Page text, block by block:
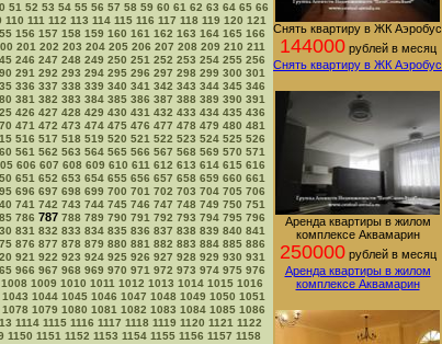
51 52 53 54 55 56 57 58 59 60 61 62 63 64 65 66
110 111 112 113 114 115 116 117 118 119 120 121
156 157 158 159 160 161 162 163 164 165 166
201 202 203 204 205 206 207 208 209 210 211
246 247 248 249 250 251 252 253 254 255 256
291 292 293 294 295 296 297 298 299 300 301
336 337 338 339 340 341 342 343 344 345 346
381 382 383 384 385 386 387 388 389 390 391
426 427 428 429 430 431 432 433 434 435 436
471 472 473 474 475 476 477 478 479 480 481
516 517 518 519 520 521 522 523 524 525 526
561 562 563 564 565 566 567 568 569 570 571
606 607 608 609 610 611 612 613 614 615 616
651 652 653 654 655 656 657 658 659 660 661
696 697 698 699 700 701 702 703 704 705 706
741 742 743 744 745 746 747 748 749 750 751
786 787 788 789 790 791 792 793 794 795 796
831 832 833 834 835 836 837 838 839 840 841
876 877 878 879 880 881 882 883 884 885 886
921 922 923 924 925 926 927 928 929 930 931
966 967 968 969 970 971 972 973 974 975 976
1008 1009 1010 1011 1012 1013 1014 1015 1016
1043 1044 1045 1046 1047 1048 1049 1050 1051
1078 1079 1080 1081 1082 1083 1084 1085 1086
1114 1115 1116 1117 1118 1119 1120 1121 1122
1150 1151 1152 1153 1154 1155 1156 1157 1158
Снять квартиру в ЖК Аэробус
144000рублей в месяц
Снять квартиру в ЖК Аэробус
Аренда квартиры в жилом
комплексе Аквамарин
250000рублей в месяц
Аренда квартиры в жилом
комплексе Аквамарин